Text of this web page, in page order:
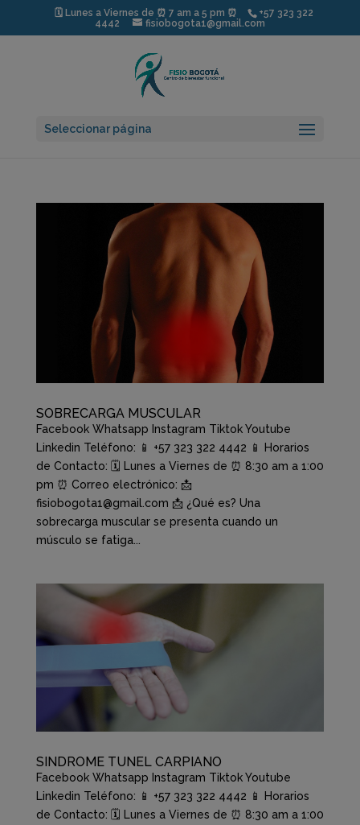
🗓️ Lunes a Viernes de ⏰ 7 am a 5 pm ⏰
+57 323 322
4442
fisiobogota1@gmail.com
Seleccionar página
SOBRECARGA MUSCULAR
Facebook Whatsapp Instagram Tiktok Youtube
Linkedin Teléfono: 📱 +57 323 322 4442 📱 Horarios
de Contacto: 🗓️ Lunes a Viernes de ⏰ 8:30 am a 1:00
pm ⏰ Correo electrónico: 📩
fisiobogota1@gmail.com 📩 ¿Qué es? Una
sobrecarga muscular se presenta cuando un
músculo se fatiga...
SINDROME TUNEL CARPIANO
Facebook Whatsapp Instagram Tiktok Youtube
Linkedin Teléfono: 📱 +57 323 322 4442 📱 Horarios
de Contacto: 🗓️ Lunes a Viernes de ⏰ 8:30 am a 1:00
modal-check